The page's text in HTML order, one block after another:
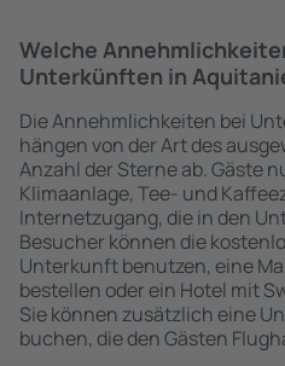
Welche
Unterkünften in
Die Annehmlichkeiten bei
hängen von der Art des
Anzahl der Sterne ab. Gäste
Klimaanlage, Tee- und
Internetzugang, die in den
Besucher können die
Unterkunft benutzen, eine
bestellen oder ein Hotel mit
Sie können zusätzlich eine
buchen, die den Gästen